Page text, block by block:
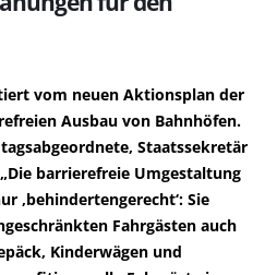
vom neuen Aktionsplan der
Ausbau von Bahnhöfen.
Staatssekretär
barrierefreie Umgestaltung
‚behindertengerecht‘: Sie
Fahrgästen auch
Kinderwägen und